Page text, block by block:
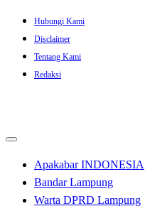
Skip
content
Hubungi Kami
Disclaimer
Tentang Kami
Redaksi
Apakabar INDONESIA
Bandar Lampung
Warta DPRD Lampung